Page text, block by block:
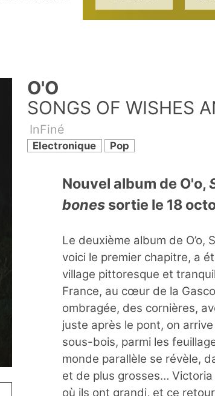
O'O
SONGS OF WISHES
InFiné
Electronique Pop
Nouvel album de O'o,
bones sortie le 18
Le deuxième album de O’o,
voici le premier chapitre, a
village pittoresque et
France, au cœur de la
ombragée, des cornières,
juste après le pont, on
sous-bois, parmi les
monde parallèle se révèle,
et de plus grosses…
où ils ont grandi, et ce